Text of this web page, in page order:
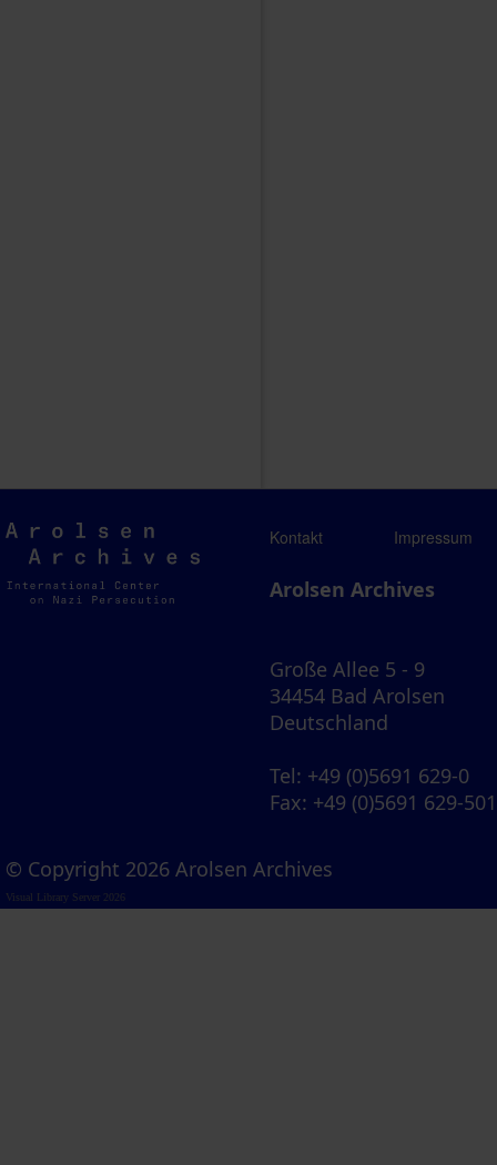
Arolsen
Archives
Kontakt Impressum
Arolsen Archives
Große Allee 5 - 9
34454 Bad Arolsen
Deutschland
Tel: +49 (0)5691 629-0
Fax: +49 (0)5691 629-501
© Copyright 2026 Arolsen Archives
Visual Library Server 2026